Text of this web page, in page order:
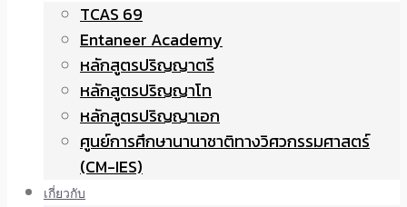
TCAS 69
Entaneer Academy
หลักสูตรปริญญาตรี
หลักสูตรปริญญาโท
หลักสูตรปริญญาเอก
ศูนย์การศึกษานานาชาติทางวิศวกรรมศาสตร์
(CM-IES)
เกี่ยวกับ